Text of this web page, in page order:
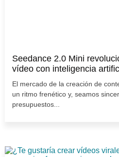
Seedance 2.0 Mini
vídeo con inteligencia
El mercado de la creación de
un ritmo frenético y, seamos
presupuestos...